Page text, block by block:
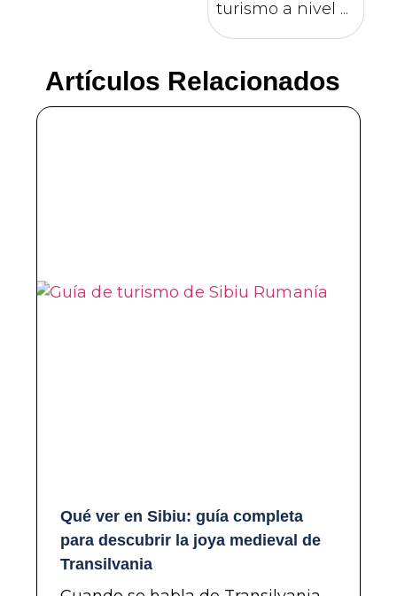
turismo a nivel ...
Artículos Relacionados
Qué ver en Sibiu: guía completa
para descubrir la joya medieval de
Transilvania